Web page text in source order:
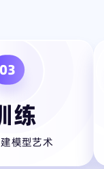
03
练
模型艺术